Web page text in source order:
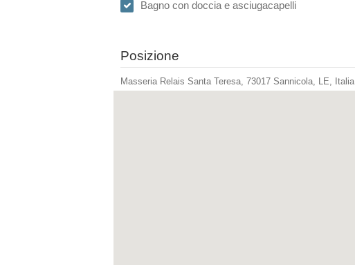
Bagno con doccia e asciugacapelli
Posizione
Masseria Relais Santa Teresa, 73017 Sannicola, LE, Italia